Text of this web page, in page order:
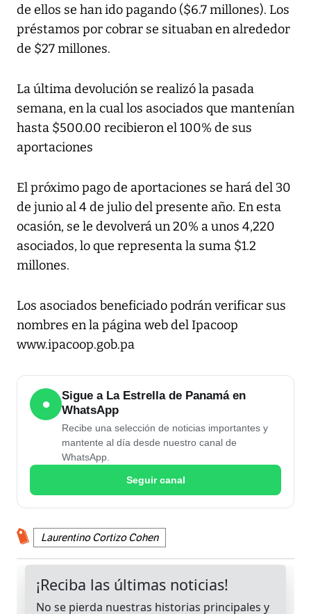
de ellos se han ido pagando ($6.7 millones). Los
préstamos por cobrar se situaban en alrededor
de $27 millones.
La última devolución se realizó la pasada
semana, en la cual los asociados que mantenían
hasta $500.00 recibieron el 100% de sus
aportaciones
El próximo pago de aportaciones se hará del 30
de junio al 4 de julio del presente año. En esta
ocasión, se le devolverá un 20% a unos 4,220
asociados, lo que representa la suma $1.2
millones.
Los asociados beneficiado podrán verificar sus
nombres en la página web del Ipacoop
www.ipacoop.gob.pa
●
Sigue a La Estrella de Panamá en
WhatsApp
Recibe una selección de noticias importantes y
mantente al día desde nuestro canal de
WhatsApp.
Seguir canal
Laurentino Cortizo Cohen